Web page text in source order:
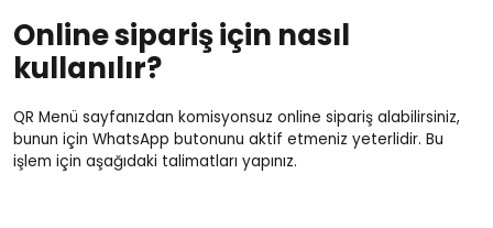
Online sipariş için nasıl
kullanılır?
QR Menü sayfanızdan komisyonsuz online sipariş alabilirsiniz,
bunun için WhatsApp butonunu aktif etmeniz yeterlidir. Bu
işlem için aşağıdaki talimatları yapınız.